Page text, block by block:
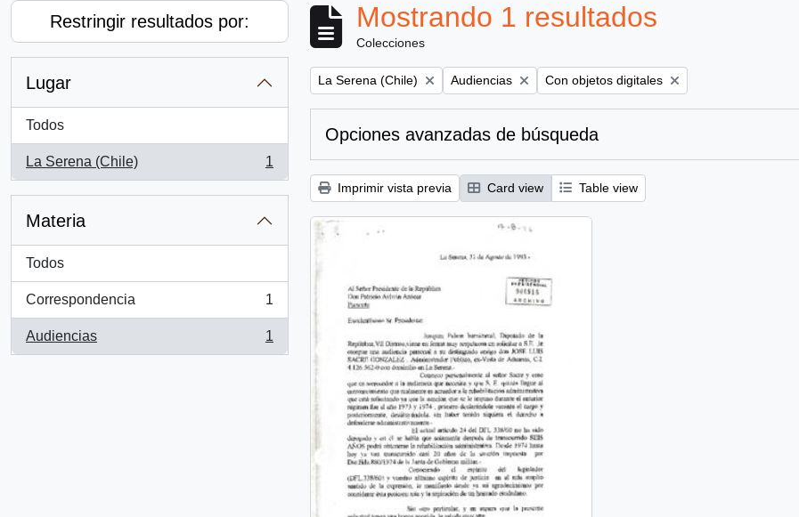
Restringir resultados por:
Lugar
Todos
La Serena (Chile)
, 1 resultados
1
Materia
Todos
Correspondencia
, 1 resultados
1
Audiencias
, 1 resultados
1
Mostrando 1 resultados
Colecciones
Remove filter:
La Serena (Chile) Remove filter:
Audiencias Remove filter:
Con objetos digitales
Opciones avanzadas de búsqueda
Imprimir vista previa Card view Table view